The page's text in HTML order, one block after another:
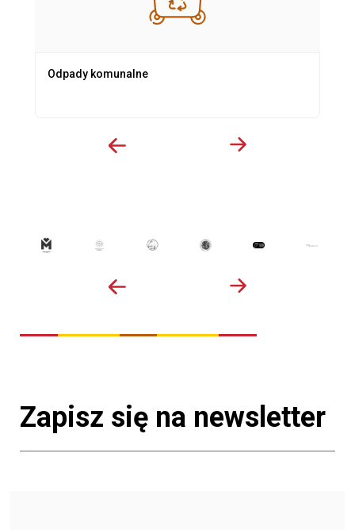
Odpady komunalne
Zapisz się na newsletter